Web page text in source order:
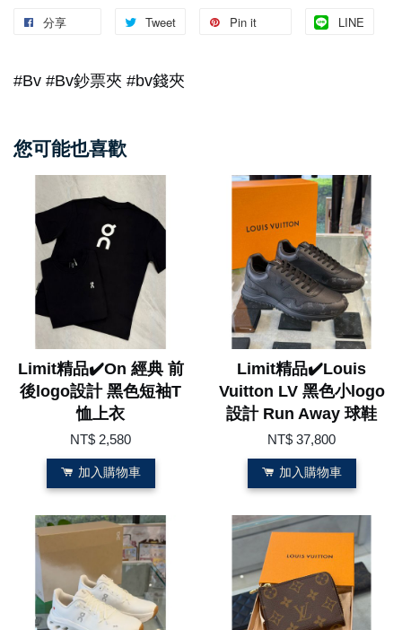
分享 Tweet Pin it LINE
#Bv #Bv鈔票夾 #bv錢夾
您可能也喜歡
Limit精品✔️On 經典 前
後logo設計 黑色短袖T
恤上衣
NT$ 2,580
加入購物車
Limit精品✔️Louis
Vuitton LV 黑色小logo
設計 Run Away 球鞋
NT$ 37,800
加入購物車